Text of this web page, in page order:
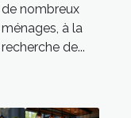
de nombreux
ménages, à la
recherche de...